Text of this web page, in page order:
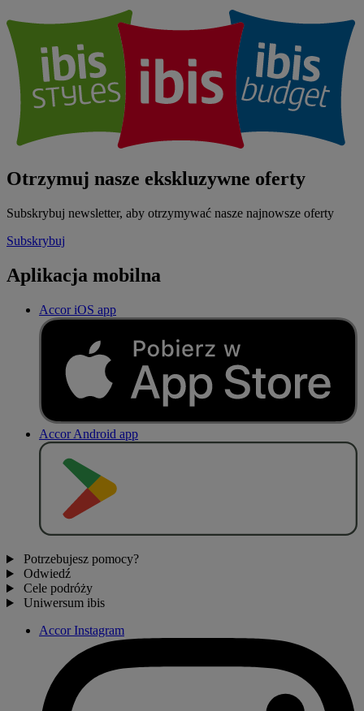
Otrzymuj nasze ekskluzywne oferty
Subskrybuj newsletter, aby otrzymywać nasze najnowsze oferty
Subskrybuj
Aplikacja mobilna
Accor iOS app
Accor Android app
Potrzebujesz pomocy?
Odwiedź
Cele podróży
Uniwersum ibis
Accor Instagram